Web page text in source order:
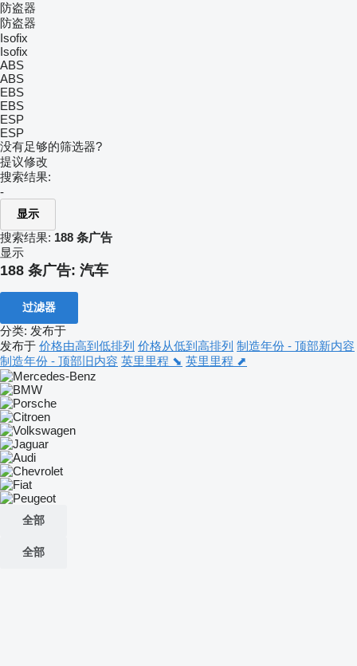
防盗器
防盗器
Isofix
Isofix
ABS
ABS
EBS
EBS
ESP
ESP
没有足够的筛选器?
提议修改
搜索结果:
-
显示
搜索结果: 188 条广告
显示
188 条广告: 汽车
过滤器
分类: 发布于
发布于 价格由高到低排列 价格从低到高排列 制造年份 - 顶部新内容
制造年份 - 顶部旧内容 英里里程 ⬊ 英里里程 ⬈
全部
全部